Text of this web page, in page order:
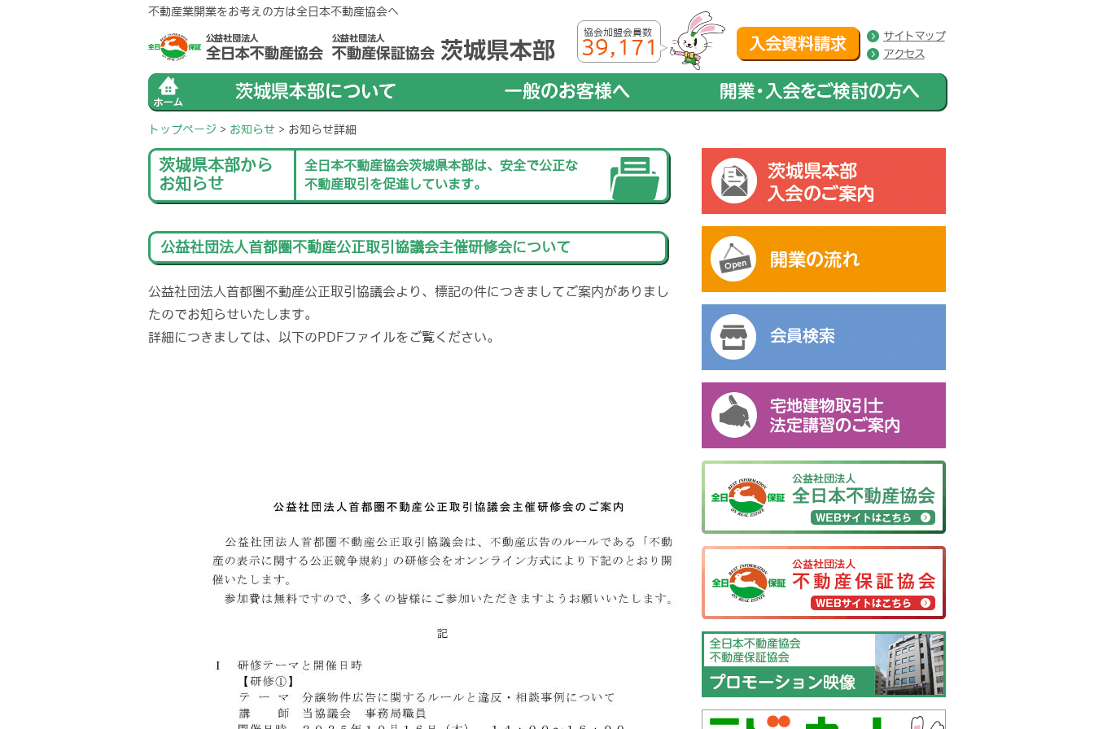
不動産業開業をお考えの方は全日本不動産協会へ
協会加盟会員数
39,171
サイトマップ
アクセス
トップページ > お知らせ > お知らせ詳細
茨城県本部から
お知らせ
全日本不動産協会茨城県本部は、安全で公正な
不動産取引を促進しています。
公益社団法人首都圏不動産公正取引協議会主催研修会について
公益社団法人首都圏不動産公正取引協議会より、標記の件につきましてご案内がありまし
たのでお知らせいたします。
詳細につきましては、以下のPDFファイルをご覧ください。